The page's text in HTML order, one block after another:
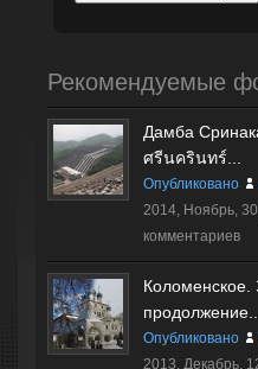
Рекомендуемые
Дамба
ศรีนครินทร์...
Опубликовано
2014, Ноябрь, 30
комментариев
Коломенское.
продолжение...
Опубликовано
2013, Декабрь,